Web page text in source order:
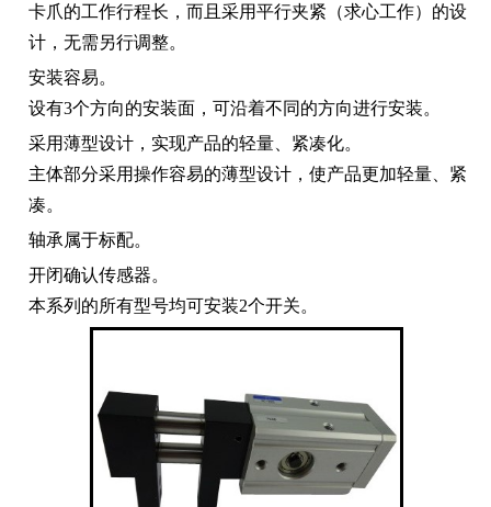
卡爪的工作行程长，而且采用平行夹紧（求心工作）的设
计，无需另行调整。
安装容易。
设有3个方向的安装面，可沿着不同的方向进行安装。
采用薄型设计，实现产品的轻量、紧凑化。
主体部分采用操作容易的薄型设计，使产品更加轻量、紧
凑。
轴承属于标配。
开闭确认传感器。
本系列的所有型号均可安装2个开关。